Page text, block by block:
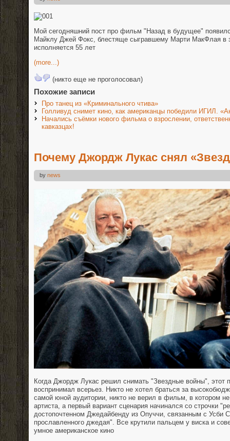
Мой сегодняшний пост про фильм "Назад в будущее"
Майклу Джей Фокс, блестяще сыгравшему Марти МакФлая в
исполняется 55 лет
(more...)
(никто еще не проголосовал)
Похожие записи
Про танец из «Криминального чтива»
Голливуд снимет кино, как американцы победили ИГИЛ.
Начались съёмки нового фильма о взрослении,
кавказцах!
Почему Джордж Лукас снял
by news
Когда Джордж Лукас решил снимать "Звездные войны", этот
воспринимал всерьез. Никто не хотел браться за
самой юной аудитории, никто не верил в фильм, в котором не
артиста, а первый вариант сценария начинался со строчки
достопочтенном Джедайбенду из Опуччи, связанным с Усби
прославленного джедая". Все крутили пальцем у виска и
умное американское кино